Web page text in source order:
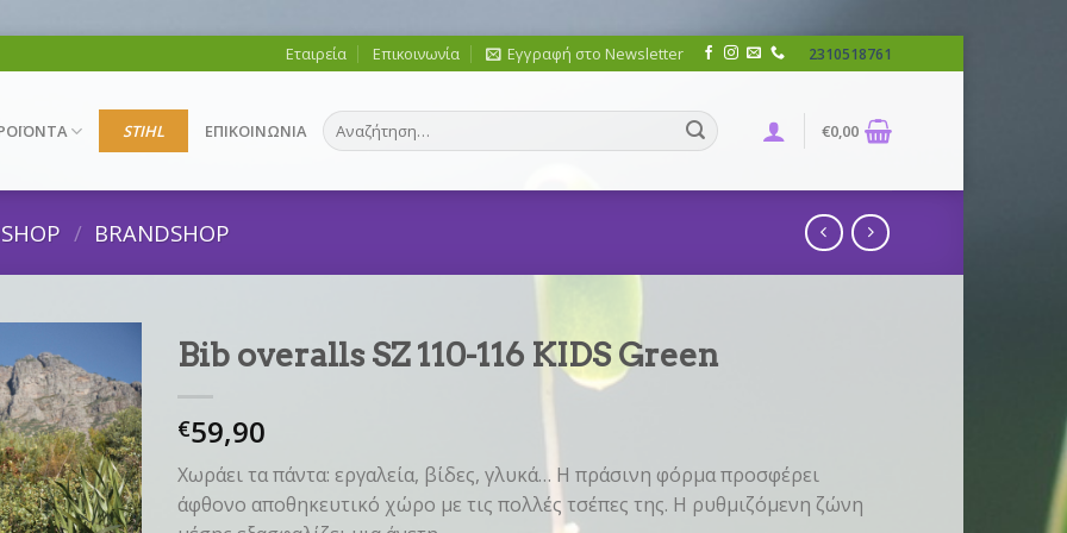
Εταιρεία Επικοινωνία Εγγραφή στο Newsletter 2310518761
STIHL ΕΠΙΚΟΙΝΩΝΙΑ
Αναζήτηση
για:
€0,00
/ BRANDSHOP
Bib overalls SZ 110-116 KIDS Green
€59,90
Χωράει τα πάντα: εργαλεία, βίδες, γλυκά… Η πράσινη φόρμα προσφέρει
άφθονο αποθηκευτικό χώρο με τις πολλές τσέπες της. Η ρυθμιζόμενη ζώνη